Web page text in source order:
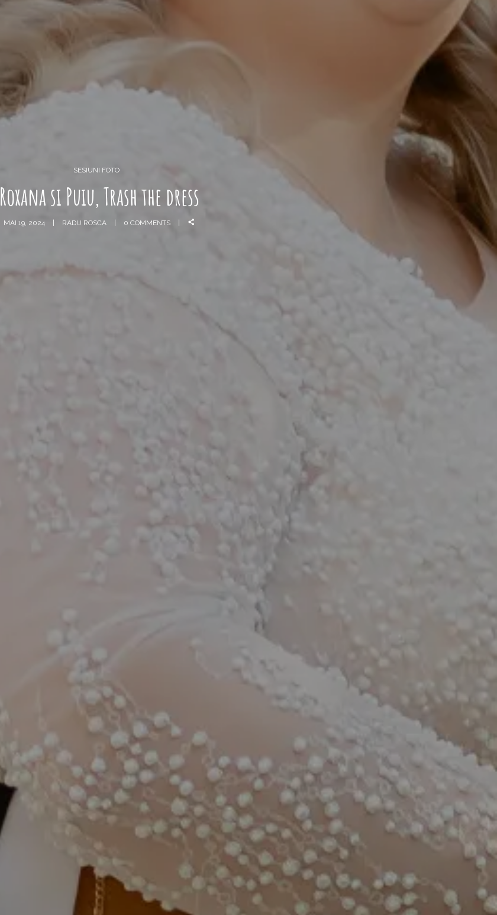
SESIUNI FOTO
Roxana si Puiu, Trash the dress
MAI 19, 2024 RADU ROSCA 0 COMMENTS